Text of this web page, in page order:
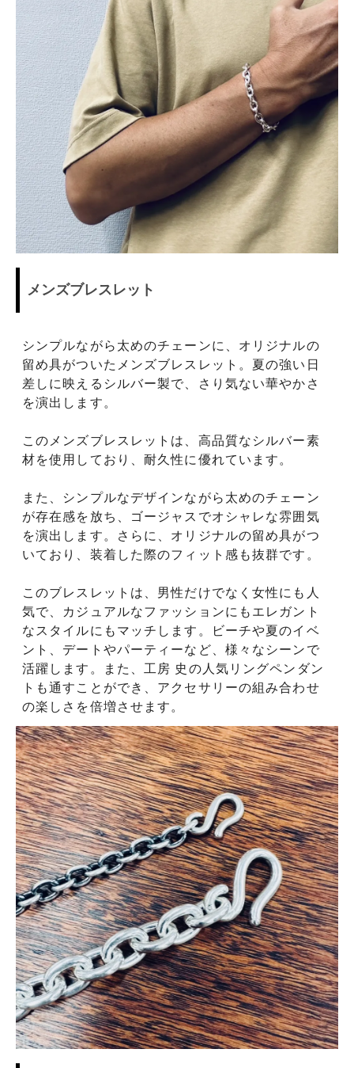
メンズブレスレット
シンプルながら太めのチェーンに、オリジナルの
留め具がついたメンズブレスレット。夏の強い日
差しに映えるシルバー製で、さり気ない華やかさ
を演出します。
このメンズブレスレットは、高品質なシルバー素
材を使用しており、耐久性に優れています。
また、シンプルなデザインながら太めのチェーン
が存在感を放ち、ゴージャスでオシャレな雰囲気
を演出します。さらに、オリジナルの留め具がつ
いており、装着した際のフィット感も抜群です。
このブレスレットは、男性だけでなく女性にも人
気で、カジュアルなファッションにもエレガント
なスタイルにもマッチします。ビーチや夏のイベ
ント、デートやパーティーなど、様々なシーンで
活躍します。また、工房 史の人気リングペンダン
トも通すことができ、アクセサリーの組み合わせ
の楽しさを倍増させます。